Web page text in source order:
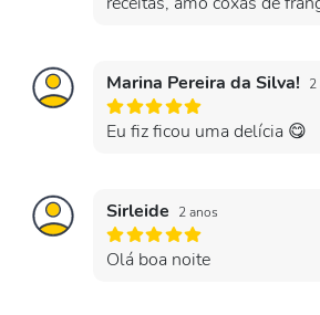
Marina Pereira da Silva! 2
Eu fiz ficou uma delícia 😋
Sirleide 2 anos
Olá boa noite